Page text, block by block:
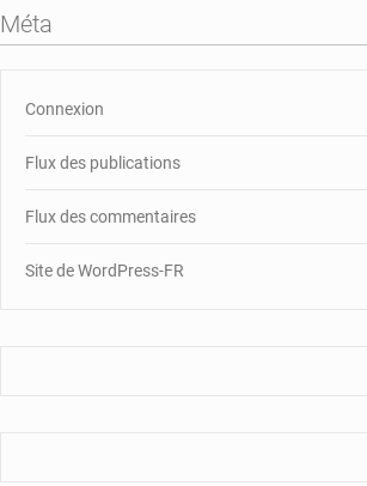
Méta
Connexion
Flux des publications
Flux des commentaires
Site de WordPress-FR